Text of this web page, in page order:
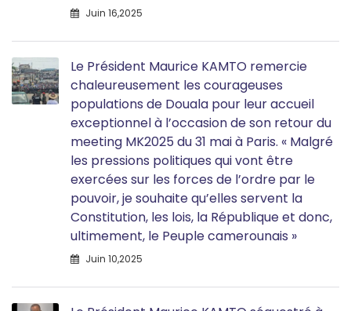
Juin 16,2025
Le Président Maurice KAMTO remercie
chaleureusement les courageuses
populations de Douala pour leur accueil
exceptionnel à l’occasion de son retour du
meeting MK2025 du 31 mai à Paris. « Malgré
les pressions politiques qui vont être
exercées sur les forces de l’ordre par le
pouvoir, je souhaite qu’elles servent la
Constitution, les lois, la République et donc,
ultimement, le Peuple camerounais »
Juin 10,2025